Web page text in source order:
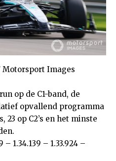
Motorsport Images
op de C1-band, de
opvallend programma
23 op C2’s en het minste
– 1.34.139 – 1.33.924 –